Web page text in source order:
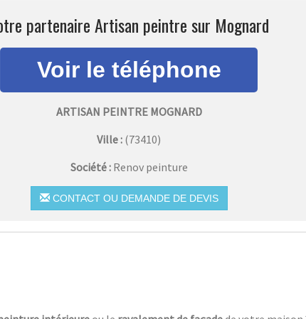
partenaire Artisan peintre sur Mognard
ARTISAN PEINTRE MOGNARD
Ville : (73410)
Société : Renov peinture
CONTACT OU DEMANDE DE DEVIS